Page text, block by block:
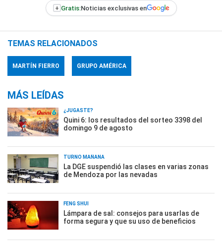
+ Gratis:Noticias exclusivas en
TEMAS RELACIONADOS
MARTÍN FIERRO GRUPO AMÉRICA
MÁS LEÍDAS
¿JUGASTE?
Quini 6: los resultados del sorteo 3398 del
domingo 9 de agosto
TURNO MAÑANA
La DGE suspendió las clases en varias zonas
de Mendoza por las nevadas
FENG SHUI
Lámpara de sal: consejos para usarlas de
forma segura y que su uso de beneficios